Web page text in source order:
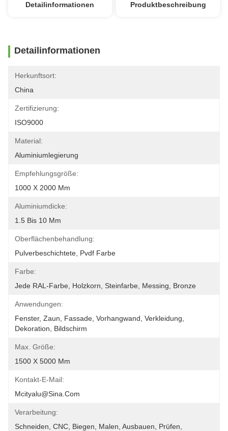
Detailinformationen Produktbeschreibung
Detailinformationen
Herkunftsort:
China
Zertifizierung:
ISO9000
Material:
Aluminiumlegierung
Empfehlungsgröße:
1000 X 2000 Mm
Aluminiumdicke:
1.5 Bis 10 Mm
Oberflächenbehandlung:
Pulverbeschichtete, Pvdf Farbe
Farbe:
Jede RAL-Farbe, Holzkorn, Steinfarbe, Messing, Bronze
Anwendungen:
Fenster, Zaun, Fassade, Vorhangwand, Verkleidung,
Dekoration, Bildschirm
Max. Größe:
1500 X 5000 Mm
Kontakt-E-Mail:
Mcityalu@sina.com
Verarbeitung:
Schneiden, CNC, Biegen, Malen, Ausbauen, Prüfen,